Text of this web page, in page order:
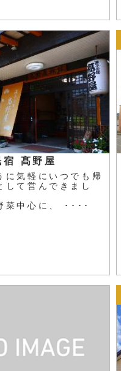
宿 髙野屋
に気軽にいつでも帰
して営んできまし
菜中心に、 ････